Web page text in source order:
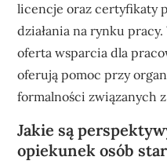
licencje oraz certyfikaty
działania na rynku
oferta wsparcia dla
oferują pomoc przy
formalności związanych
Jakie są
opiekunek osób